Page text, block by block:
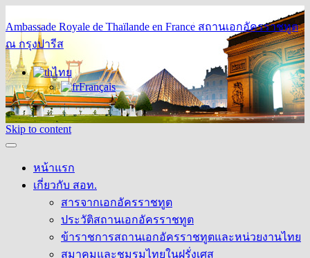
Ambassade Royale de Thaïlande en France สถานเอกอัครราชทูต
ณ กรุงปารีส
ไทย
Français
Skip to content
หน้าแรก
เกี่ยวกับ สอท.
สารจากเอกอัครราชทูต
ประวัติสถานเอกอัครราชทูต
ข้าราชการสถานเอกอัครราชทูตและหน่วยงานไทย
สมาคมและชมรมไทยในฝรั่งเศส